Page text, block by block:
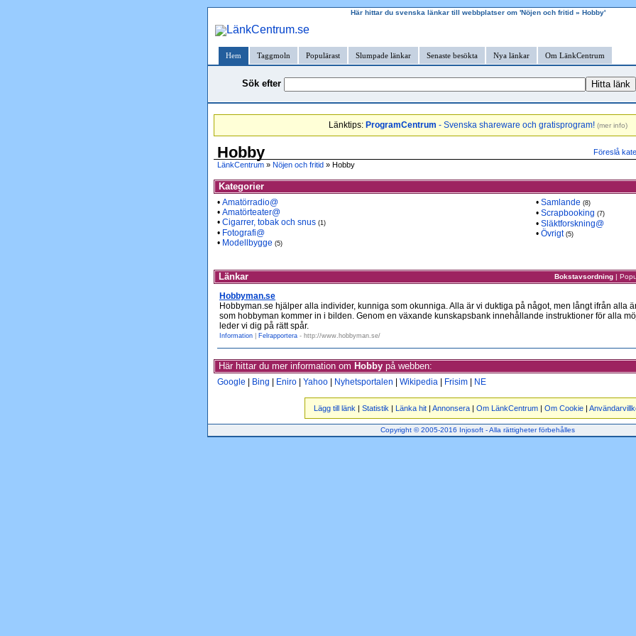
Här hittar du svenska länkar till webbplatser om 'Nöjen och fritid » Hobby'
Hem Taggmoln Populärast Slumpade länkar Senaste besökta Nya länkar Om LänkCentrum
Sök efter
Länktips: ProgramCentrum - Svenska shareware och gratisprogram! (mer info)
Hobby
Föreslå
LänkCentrum » Nöjen och fritid » Hobby
Kategorier
• Amatörradio@
• Amatörteater@
• Cigarrer, tobak och snus (1)
• Fotografi@
• Modellbygge (5)
• Samlande (8)
• Scrapbooking (7)
• Släktforskning@
• Övrigt (5)
Länkar Bokstavsordning |
Hobbyman.se
Hobbyman.se hjälper alla individer, kunniga som okunniga. Alla är vi duktiga på något, men långt ifrån alla
som hobbyman kommer in i bilden. Genom en växande kunskapsbank innehållande instruktioner för alla
leder vi dig på rätt spår.
Information Felrapportera - http://www.hobbyman.se/
Här hittar du mer information om Hobby på webben:
Google Bing Eniro Yahoo Nyhetsportalen Wikipedia Frisim NE
Lägg till länk | Statistik | Länka hit| Annonsera| Om LänkCentrum| Om Cookie|
Copyright © 2005-2016 Injosoft - Alla rättigheter förbehålles